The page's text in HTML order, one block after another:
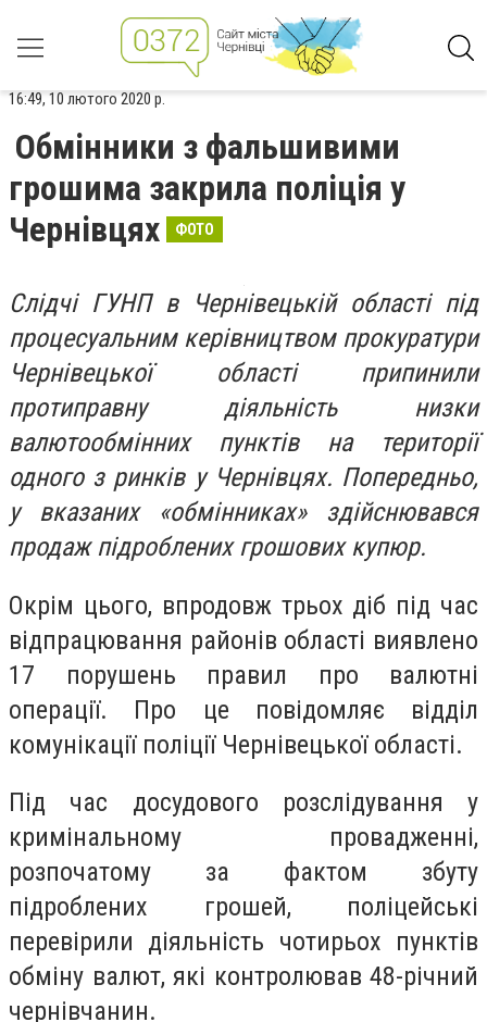
16:49, 10 лютого 2020 р.
Обмінники з фальшивими
грошима закрила поліція у
Чернівцях
ФОТО
Слідчі ГУНП в Чернівецькій області під
процесуальним керівництвом прокуратури
Чернівецької області припинили
протиправну діяльність низки
валютообмінних пунктів на території
одного з ринків у Чернівцях. Попередньо,
у вказаних «обмінниках» здійснювався
продаж підроблених грошових купюр.
Окрім цього, впродовж трьох діб під час
відпрацювання районів області виявлено
17 порушень правил про валютні
операції. Про це повідомляє відділ
комунікації поліції Чернівецької області.
Під час досудового розслідування у
кримінальному провадженні,
розпочатому за фактом збуту
підроблених грошей, поліцейські
перевірили діяльність чотирьох пунктів
обміну валют, які контролював 48-річний
чернівчанин.